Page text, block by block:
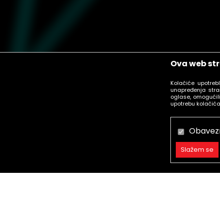
Ova web
Kolačiće
unapređenja
oglase,
upotrebu
Slažem se
Obavezni